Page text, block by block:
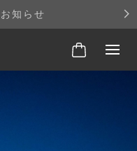
知らせ